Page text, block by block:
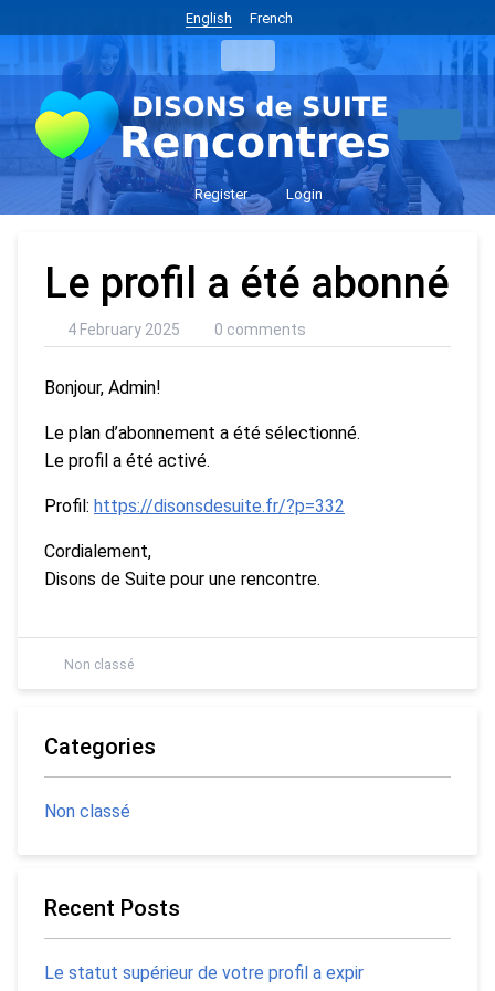
English French
Register Login
Le profil a été abonné
4 February 2025 0 comments
Bonjour, Admin!
Le plan d’abonnement a été sélectionné.
Le profil a été activé.
Profil: https://disonsdesuite.fr/?p=332
Cordialement,
Disons de Suite pour une rencontre.
Non classé
Categories
Non classé
Recent Posts
Le statut supérieur de votre profil a expir